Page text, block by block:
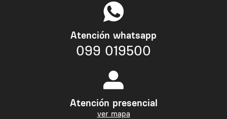
Atención whatsapp
099 019500
Atención presencial
ver mapa